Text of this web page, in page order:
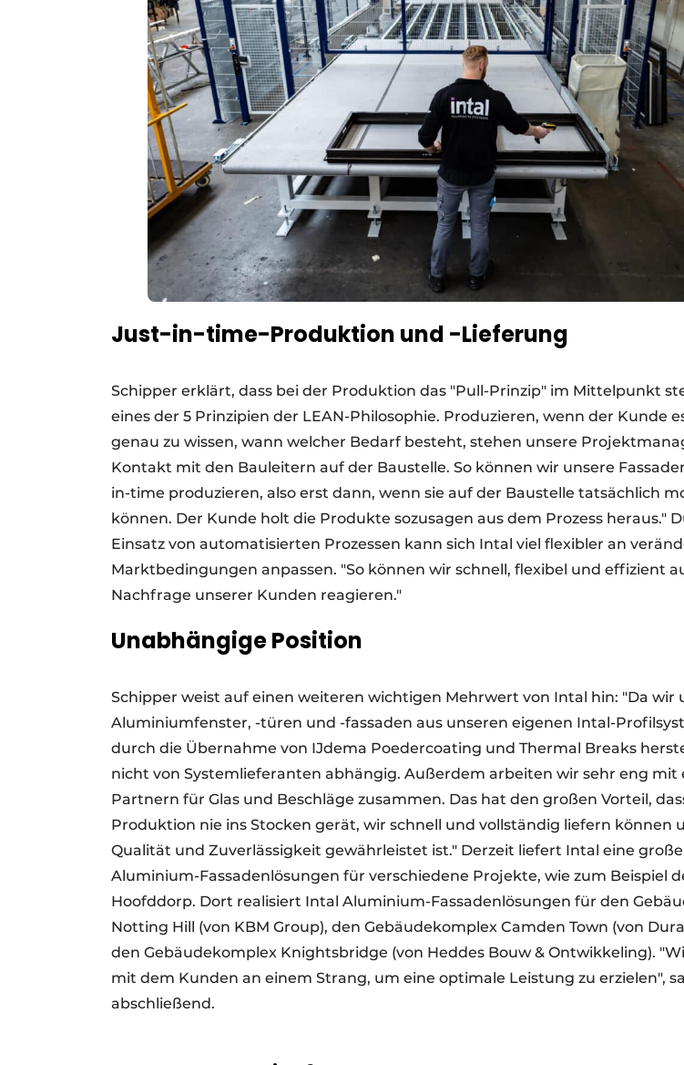
Just-in-time-Produktion und -Lieferung
Schipper erklärt, dass bei der Produktion das "Pull-Prinzip" im Mittelpunkt
eines der 5 Prinzipien der LEAN-Philosophie. Produzieren, wenn der Kunde
genau zu wissen, wann welcher Bedarf besteht, stehen unsere
Kontakt mit den Bauleitern auf der Baustelle. So können wir unsere
in-time produzieren, also erst dann, wenn sie auf der Baustelle tatsächlich
können. Der Kunde holt die Produkte sozusagen aus dem Prozess heraus."
Einsatz von automatisierten Prozessen kann sich Intal viel flexibler an
Marktbedingungen anpassen. "So können wir schnell, flexibel und effizient
Nachfrage unserer Kunden reagieren."
Unabhängige Position
Schipper weist auf einen weiteren wichtigen Mehrwert von Intal hin: "Da wir
Aluminiumfenster, -türen und -fassaden aus unseren eigenen Intal-
durch die Übernahme von IJdema Poedercoating und Thermal Breaks
nicht von Systemlieferanten abhängig. Außerdem arbeiten wir sehr eng mit
Partnern für Glas und Beschläge zusammen. Das hat den großen Vorteil,
Produktion nie ins Stocken gerät, wir schnell und vollständig liefern können
Qualität und Zuverlässigkeit gewährleistet ist." Derzeit liefert Intal eine
Aluminium-Fassadenlösungen für verschiedene Projekte, wie zum Beispiel
Hoofddorp. Dort realisiert Intal Aluminium-Fassadenlösungen für den
Notting Hill (von KBM Group), den Gebäudekomplex Camden Town (von
den Gebäudekomplex Knightsbridge (von Heddes Bouw & Ontwikkeling).
mit dem Kunden an einem Strang, um eine optimale Leistung zu erzielen",
abschließend.